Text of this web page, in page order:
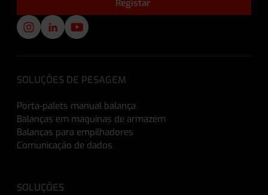
SOLUÇÕES DE PESAGEM
Porta-palets manual balança
Balanças em máquinas de armazém
Balanças para empilhadores
Comunicação de dados
SOLUÇÕES